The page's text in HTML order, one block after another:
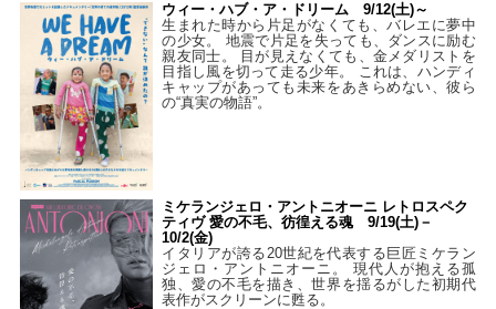
ウィー・ハブ・ア・ドリーム 9/12(土)～
生まれた時から片足がなくても、バレエに夢中
の少女。 地震で片足を失っても、ダンスに励む
親友同士。 目が見えなくても、金メダリストを
目指し風を切って走る少年。 これは、ハンディ
キャップがあっても未来をあきらめない、彼ら
の“真実の物語”。
ミケランジェロ・アントニオーニ レトロスペク
ティヴ 愛の不毛、彷徨える魂 9/19(土)－
10/2(金)
イタリアが誇る20世紀を代表する巨匠ミケラン
ジェロ・アントニオーニ。 現代人が抱える孤
独、愛の不毛を描き、世界を揺るがした初期代
表作がスクリーンに甦る。